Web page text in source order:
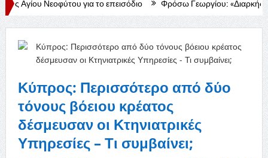
για το επεισόδιο Φρόσω Γεωργίου: «Διαρκής, δεδομένη και
Κύπρος: Περισσότερο από δύο
τόνους βόειου κρέατος
δέσμευσαν οι Κτηνιατρικές
Υπηρεσίες – Τι συμβαίνει;